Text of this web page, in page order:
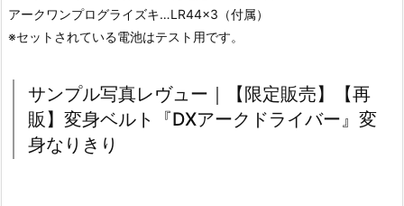
アークワンプログライズキ…LR44×3（付属）
※セットされている電池はテスト用です。
サンプル写真レヴュー｜【限定販売】【再
販】変身ベルト『DXアークドライバー』変
身なりきり